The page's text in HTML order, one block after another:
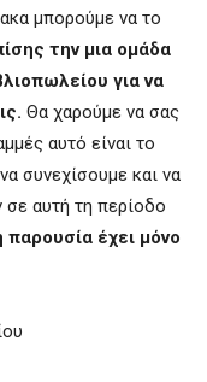
μπορούμε να το
την μια ομάδα
για να
Θα χαρούμε να σας
αυτό είναι το
συνεχίσουμε και να
σε αυτή τη περίοδο
έχει μόνο